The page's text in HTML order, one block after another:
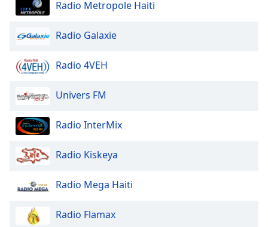
window.
and
window.
Text
Opacity
Radio Metropole Haiti
Radio Galaxie
Radio 4VEH
Univers FM
Radio InterMix
Radio Kiskeya
Radio Mega Haiti
Radio Flamax